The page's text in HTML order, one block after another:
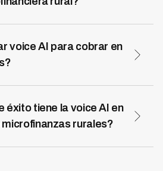
cada cliente rural.
reportan una reducción del
totales de cobranza, con
de 6 meses.
voice AI para cobrar en
porque todos los voice agents
cada conversación
trazabilidad total y
éxito tiene la voice AI en
rurales?